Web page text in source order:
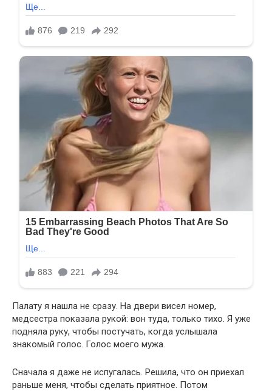
Палату я нашла не сразу. На двери висел номер,
медсестра показала рукой: вон туда, только тихо. Я уже
подняла руку, чтобы постучать, когда услышала
знакомый голос. Голос моего мужа.
Сначала я даже не испугалась. Решила, что он приехал
раньше меня, чтобы сделать приятное. Потом